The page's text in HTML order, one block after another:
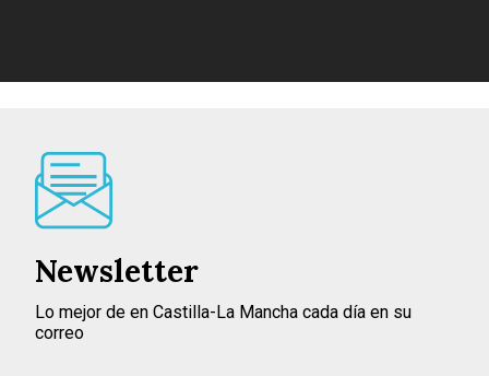
Newsletter
Lo mejor de en Castilla-La Mancha cada día en su
correo